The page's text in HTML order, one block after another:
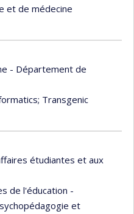
et de médecine
- Département de
; Transgenic
étudiantes et aux
de l'éducation -
et